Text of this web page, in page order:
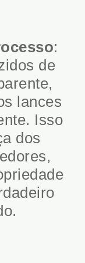
:
de
lances
Isso
dos